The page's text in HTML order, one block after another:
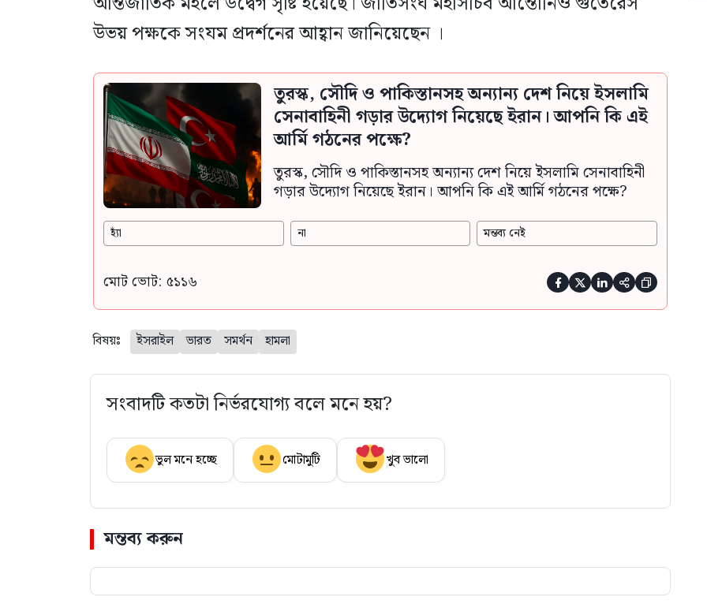
উভয় পক্ষকে সংযম প্রদর্শনের আহ্বান জানিয়েছেন ।
তুরস্ক, সৌদি ও পাকিস্তানসহ অন্যান্য দেশ নিয়ে ইসলামি
সেনাবাহিনী গড়ার উদ্যোগ নিয়েছে ইরান। আপনি কি এই
আর্মি গঠনের পক্ষে?
তুরস্ক, সৌদি ও পাকিস্তানসহ অন্যান্য দেশ নিয়ে ইসলামি সেনাবাহিনী
গড়ার উদ্যোগ নিয়েছে ইরান। আপনি কি এই আর্মি গঠনের পক্ষে?
হ্যাঁ না মন্তব্য নেই
মোট ভোট: ৫১১৬     
বিষয়ঃ ইসরাইল ভারত সমর্থন হামলা
সংবাদটি কতটা নির্ভরযোগ্য বলে মনে হয়?
ভুল মনে হচ্ছে মোটামুটি খুব ভালো
মন্তব্য করুন